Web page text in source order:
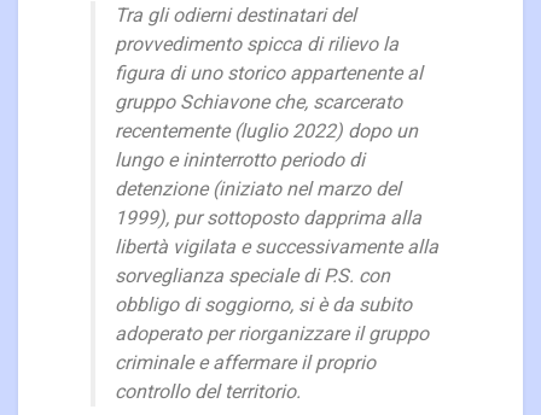
Tra gli odierni destinatari del
provvedimento spicca di rilievo la
figura di uno storico appartenente al
gruppo Schiavone che, scarcerato
recentemente (luglio 2022) dopo un
lungo e ininterrotto periodo di
detenzione (iniziato nel marzo del
1999), pur sottoposto dapprima alla
libertà vigilata e successivamente alla
sorveglianza speciale di P.S. con
obbligo di soggiorno, si è da subito
adoperato per riorganizzare il gruppo
criminale e affermare il proprio
controllo del territorio.